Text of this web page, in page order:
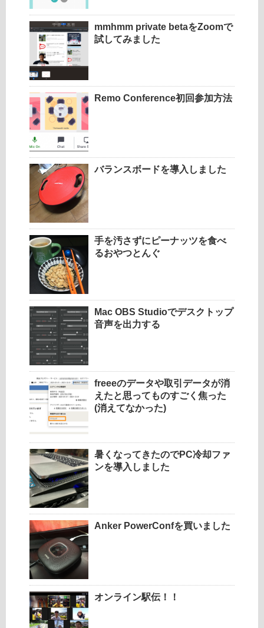
mmhmm private betaをZoomで
試してみました
Remo Conference初回参加方法
バランスボードを導入しました
手を汚さずにピーナッツを食べ
るおやつとんぐ
Mac OBS Studioでデスクトップ
音声を出力する
freeeのデータや取引データが消
えたと思ってものすごく焦った
(消えてなかった)
暑くなってきたのでPC冷却ファ
ンを導入しました
Anker PowerConfを買いました
オンライン駅伝！！